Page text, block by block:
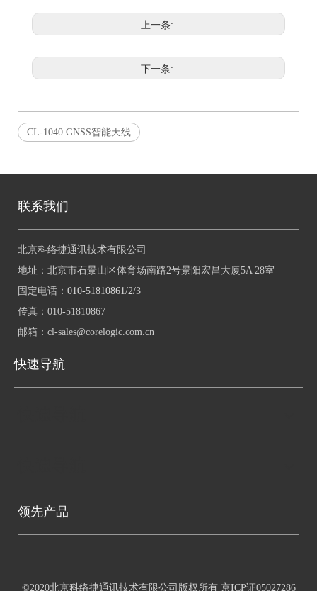
上一条:
下一条:
CL-1040 GNSS智能天线
联系我们
北京科络捷通讯技术有限公司
地址： 北京市石景山区体育场南路2号景阳宏昌大厦5A 28室
固定电话： 010-51810861/2/3
传真： 010-51810867
邮箱： cl-sales@corelogic.com.cn
快速导航
领先产品
©2020北京科络捷通讯技术有限公司版权所有 京ICP证05027286